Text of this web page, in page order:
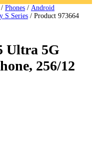
/ Phones / Android
S Series / Product 973664
Ultra 5G
256/12